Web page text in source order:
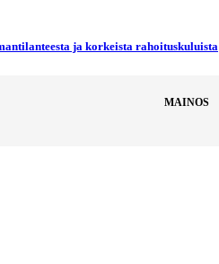
ja korkeista rahoituskuluista
MAINOS